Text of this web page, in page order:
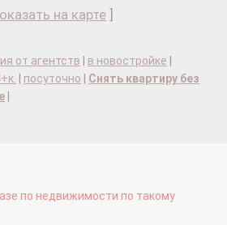
на карте
от агентств в новостройке
посуточно
Снять квартиру без
по недвижимости по такому